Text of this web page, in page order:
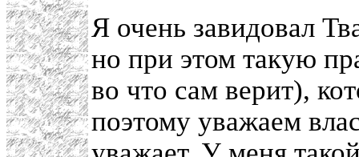
Я очень завидовал
но при этом такую
во что сам верит),
поэтому уважаем